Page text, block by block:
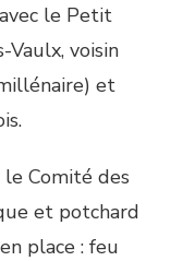
le Petit
voisin
et
Comité des
et potchard
place : feu